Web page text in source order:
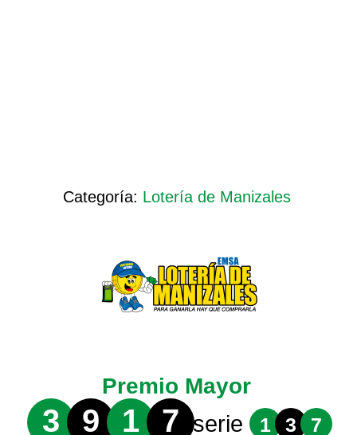
Categoría: Lotería de Manizales
Premio Mayor
3 9 1 7 serie 1 3 7